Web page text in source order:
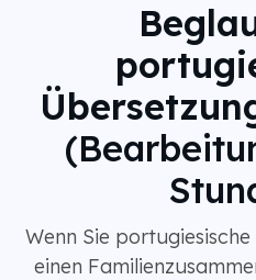
Wenn Sie
einen